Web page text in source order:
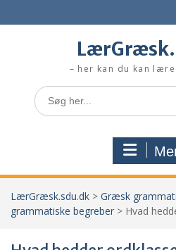
to
– her kan du kan
Search
for:
LærGræsk.sdu.dk > Græsk
grammatiske begreber > Hvad